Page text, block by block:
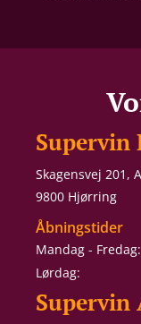
Skagensvej 201, A
9800 Hjørring
Åbningstider
Mandag - Fredag:
Lørdag:
Supervin